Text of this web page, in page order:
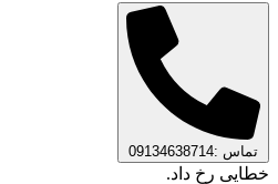
تماس :09134638714
خطایی رخ داد.